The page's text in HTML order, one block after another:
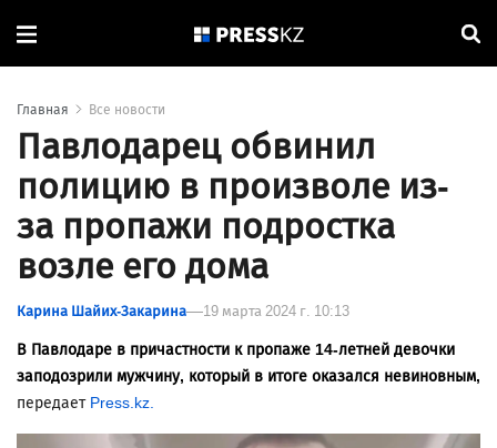
Главная Все новости
Павлодарец обвинил
полицию в произволе из-
за пропажи подростка
возле его дома
Карина Шайих-Закарина 19 марта 2024 г. 10:13
В Павлодаре в причастности к пропаже 14-летней девочки
заподозрили мужчину, который в итоге оказался невиновным,
передает Press.kz.